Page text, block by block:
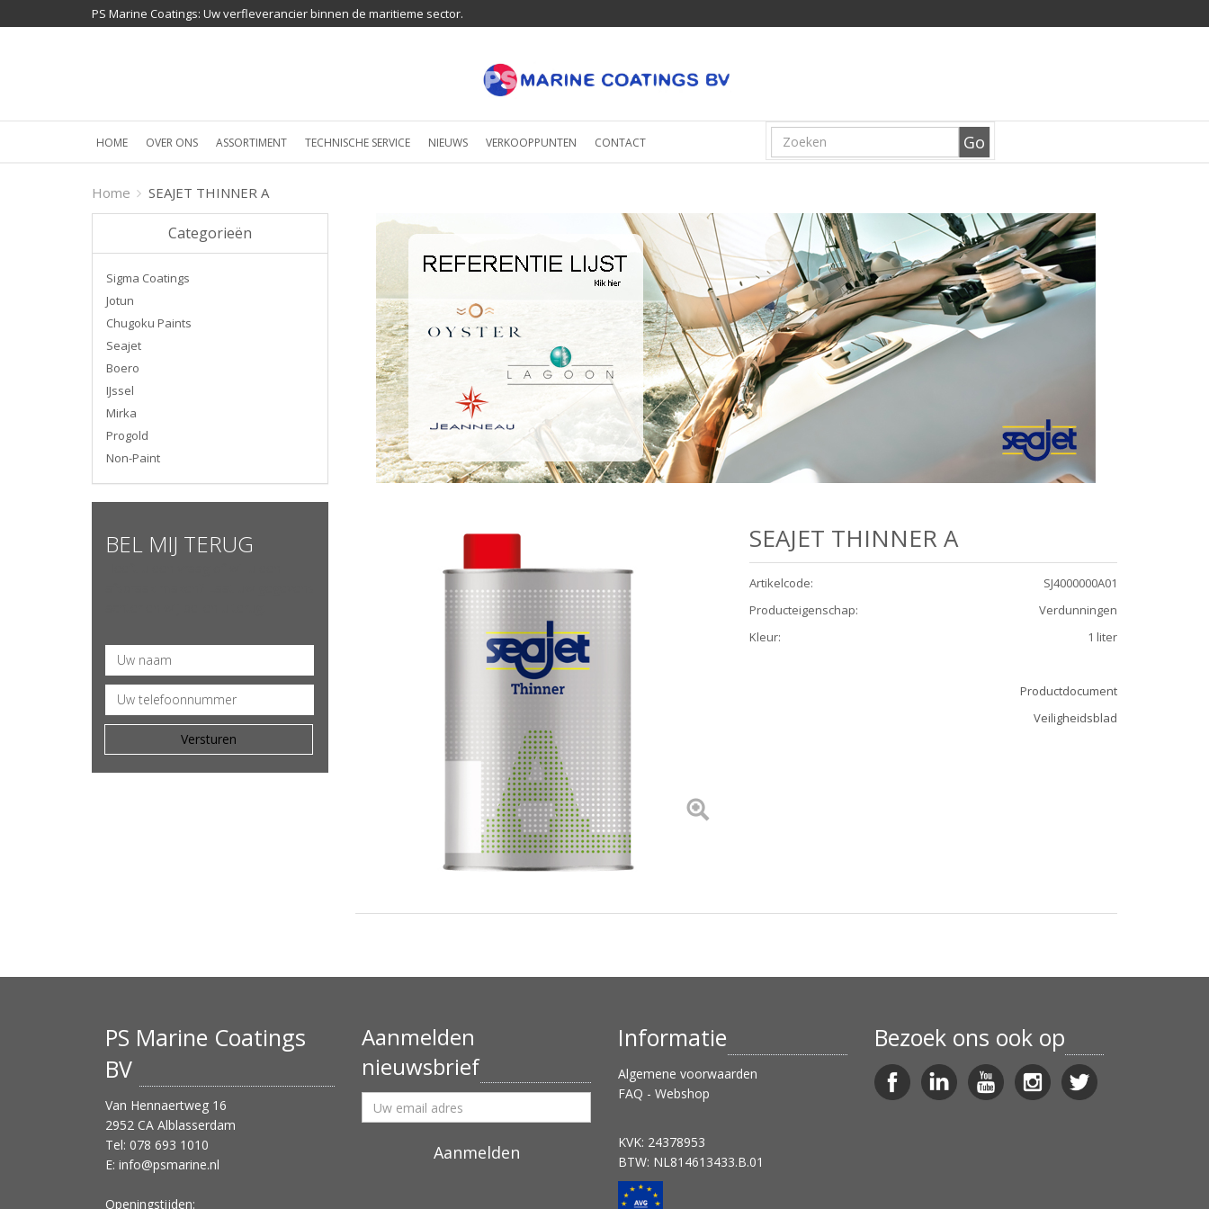
PS Marine Coatings: Uw verfleverancier binnen de maritieme sector.
HOME OVER ONS ASSORTIMENT TECHNISCHE SERVICE NIEUWS VERKOOPPUNTEN CONTACT
Home SEAJET THINNER A
Categorieën
Sigma Coatings
Jotun
Chugoku Paints
Seajet
Boero
IJssel
Mirka
Progold
Non-Paint
BEL MIJ TERUG SEAJET THINNER A
Artikelcode:
SJ4000000A01
Producteigenschap:
Verdunningen
Kleur: 1 liter
Productdocument
Veiligheidsblad
PS Marine Coatings
BV
Van Hennaertweg 16
2952 CA Alblasserdam
Tel: 078 693 1010
E: info@psmarine.nl
Openingstijden:
Aanmelden
nieuwsbrief
Informatie
Algemene voorwaarden
FAQ - Webshop
KVK: 24378953
BTW: NL814613433.B.01
Bezoek ons ook op